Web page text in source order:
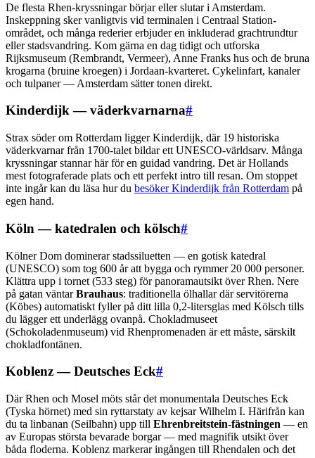
De flesta Rhen-kryssningar börjar eller slutar i Amsterdam.
Inskeppning sker vanligtvis vid terminalen i Centraal Station-
området, och många rederier erbjuder en inkluderad grachtrundtur
eller stadsvandring. Kom gärna en dag tidigt och utforska
Rijksmuseum (Rembrandt, Vermeer), Anne Franks hus och de bruna
krogarna (bruine kroegen) i Jordaan-kvarteret. Cykelinfart, kanaler
och tulpaner — Amsterdam sätter tonen direkt.
Kinderdijk — väderkvarnarna#
Strax söder om Rotterdam ligger Kinderdijk, där 19 historiska
väderkvarnar från 1700-talet bildar ett UNESCO-världsarv. Många
kryssningar stannar här för en guidad vandring. Det är Hollands
mest fotograferade plats och ett perfekt intro till resan. Om stoppet
inte ingår kan du läsa hur du besöker Kinderdijk från Rotterdam på
egen hand.
Köln — katedralen och kölsch#
Kölner Dom dominerar stadssiluetten — en gotisk katedral
(UNESCO) som tog 600 år att bygga och rymmer 20 000 personer.
Klättra upp i tornet (533 steg) för panoramautsikt över Rhen. Nere
på gatan väntarBrauhaus: traditionella ölhallar där servitörerna
(Köbes) automatiskt fyller på ditt lilla 0,2-litersglas med Kölsch tills
du lägger ett underlägg ovanpå. Chokladmuseet
(Schokoladenmuseum) vid Rhenpromenaden är ett måste, särskilt
chokladfontänen.
Koblenz — Deutsches Eck#
Där Rhen och Mosel möts står det monumentala Deutsches Eck
(Tyska hörnet) med sin ryttarstaty av kejsar Wilhelm I. Härifrån kan
du ta linbanan (Seilbahn) upp till Ehrenbreitstein-fästningen — en
av Europas största bevarade borgar — med magnifik utsikt över
båda floderna. Koblenz markerar ingången till Rhendalen och det